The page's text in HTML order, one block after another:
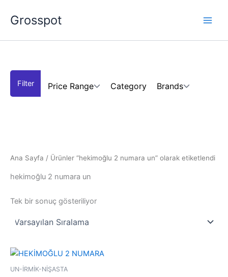
atlaGrosspot
Price Range Category Brands
Ana Sayfa / Ürünler “hekimoğlu 2 numara un” olarak etiketlendi
hekimoğlu 2 numara un
Tek bir sonuç gösteriliyor
UN-İRMİK-NİŞASTA
Bu